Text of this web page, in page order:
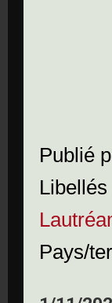
Publié
Libellés
Pays/